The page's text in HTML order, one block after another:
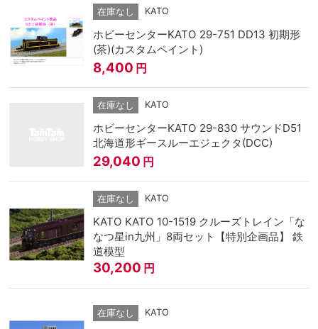
在庫なし KATO
ホビーセンターKATO 29-751 DD13 初期形
(茶)(カスタムペイント)
8,400 円
在庫なし KATO
ホビーセンターKATO 29-830 サウンドD51
北海道形ギースルーエジェクタ(DCC)
29,040 円
在庫なし KATO
KATO KATO 10-1519 クルーズトレイン「な
なつ星in九州」8両セット【特別企画品】 鉄
道模型
30,200 円
在庫なし KATO